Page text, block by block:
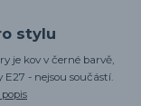
stylu
je kov v černé barvě,
- nejsou součástí.